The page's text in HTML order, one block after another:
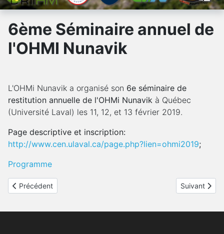
6ème Séminaire annuel de
l'OHMI Nunavik
L'OHMi Nunavik a organisé son 6e séminaire de
restitution annuelle de l'OHMi Nunavik à Québec
(Université Laval) les 11, 12, et 13 février 2019.
Page descriptive et inscription:
http://www.cen.ulaval.ca/page.php?lien=ohmi2019;
Programme
Article précédent : LAUREATS APR 2019
Précédent Article
Suivant